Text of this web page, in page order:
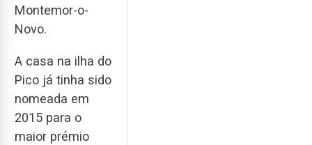
Montemor-o-
Novo.
A casa na ilha do
Pico já tinha sido
nomeada em
2015 para o
maior prémio